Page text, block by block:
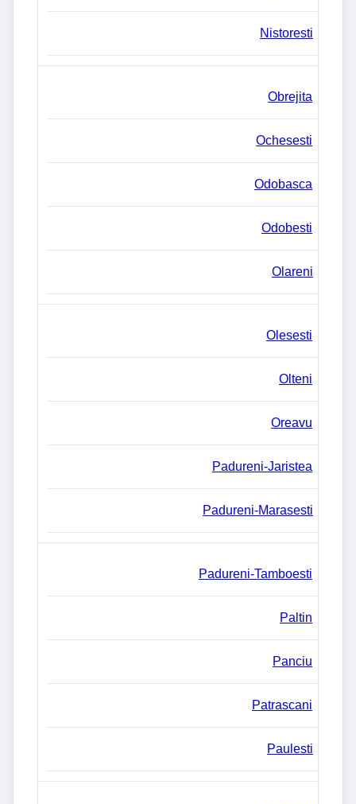
Nistoresti
Obrejita
Ochesesti
Odobasca
Odobesti
Olareni
Olesesti
Olteni
Oreavu
Padureni-Jaristea
Padureni-Marasesti
Padureni-Tamboesti
Paltin
Panciu
Patrascani
Paulesti